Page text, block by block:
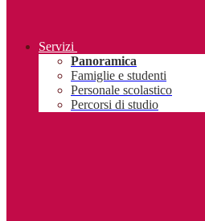
Servizi
Panoramica
Famiglie e studenti
Personale scolastico
Percorsi di studio